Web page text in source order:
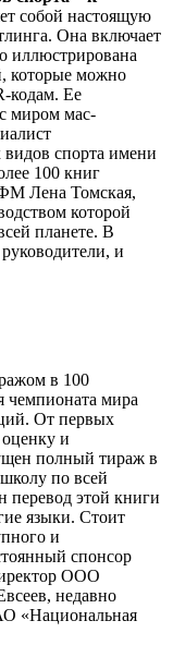
собой настоящую
Она включает
иллюстрирована
которые можно
кодам. Ее
миром мас-
спорта имени
100 книг
Лена Томская,
которой
планете. В
и
в 100
чемпионата мира
От первых
и
полный тираж в
по всей
перевод этой книги
языки. Стоит
и
спонсор
ООО
недавно
«Национальная